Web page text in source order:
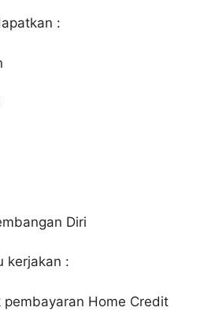
:
Diri
kerjakan :
Home Credit